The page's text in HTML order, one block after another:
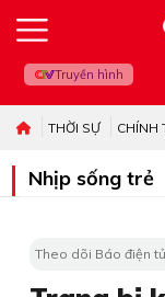
Truyền hình
THỜI SỰ CHÍNH
Nhịp sống trẻ
Theo dõi Báo điện